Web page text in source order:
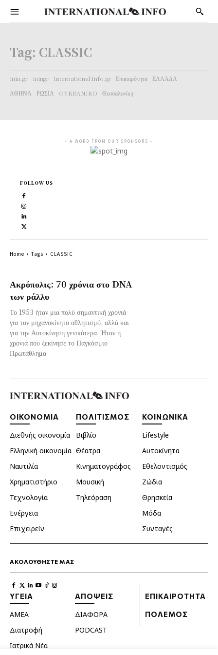
Tag: CLASSIC
inin.gr iningr International Info.gr Επικαιρότητα
ΕΛΛΑΔΑ
ΑΘΗΝΑ
ΡΩΣΙΑ OYKRANIKO Θεσσαλονίκη
Ακρόπολις: 70 χρόνια στο DNA
των ράλλυ
Το 1953 ήταν μια πολύ σημαντική χρονιά
για τον μηχανοκίνητο αθλητισμό, αλλά και
για την Αυτοκίνηση γενικότερα. Ήταν η
χρονιά που ξεκίνησε το Παγκόσμιο
Πρωτάθλημα
- A WORD FROM OUR SPONSORS -
FOLLOW US
Home Tags CLASSIC
ΟΙΚΟΝΟΜΙΑ
Διεθνής οικονομία
Ελληνική οικονομία
Ναυτιλία
Χρηματιστήριο
Τεχνολογία
Ενέργεια
Επιχειρείν
ΠΟΛΙΤΙΣΜΟΣ
Βιβλίο
Θέατρα
Κινηματογράφος
Μουσική
Τηλεόραση
ΚΟΙΝΩΝΙΚΑ
Lifestyle
Αυτοκίνητα
Εθελοντισμός
Ζώδια
Θρησκεία
Μόδα
Συνταγές
ΑΚΟΛΟΥΘΗΣΤΕ ΜΑΣ
ΥΓΕΙΑ
ΑΜΕΑ
Διατροφή
Ιατρικά Νέα
ΑΠΟΨΕΙΣ
ΔΙΑΦΟΡΑ
PODCAST
ΕΠΙΚΑΙΡΟΤΗΤΑ
ΠΟΛΕΜΟΣ